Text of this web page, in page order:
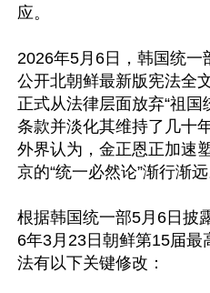
应。
2026年5月6日，韩国统一
公开北朝鲜最新版宪法全
正式从法律层面放弃“祖
条款并淡化其维持了几十
外界认为，金正恩正加速
京的“统一必然论”渐行渐远
根据韩国统一部5月6日披
6年3月23日朝鲜第15届最
法有以下关键修改：